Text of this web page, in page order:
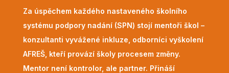
Za úspěchem každého nastaveného školního
systému podpory nadání (SPN) stojí mentoři škol –
konzultanti vyvážené inkluze, odborníci vyškolení
AFREŠ, kteří provází školy procesem změny.
Mentor není kontrolor, ale partner. Přináší